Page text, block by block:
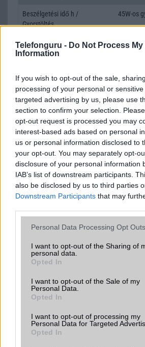
Telefonguru - Do Not Process My
Information
If you wish to opt-out of the sale,
processing of your personal or
targeted advertising by us, please use
section to confirm your selection.
opt-out request is processed you may
interest-based ads based on personal
us or personal information disclosed to
your opt-out. You may separately opt-
disclosure of your personal information
IAB’s list of downstream participants.
also be disclosed by us to third parties
Downstream Participants that may
Please note that this website/app uses
not limited to your visit or usage
grant or deny consent to Google and its
use your data for below specified
consent section.
Personal Data Processing Opt Outs
I want to opt-out of the Sharing of
personal data.
Opted In
I want to opt-out of the Sale of my
Personal Data.
Opted In
I want to opt-out of processing my
Personal Data for Targeted
Opted In
Beszélgetési idő h /
Gyorstöltés
45W-os
ALKALMAZÁSOK ÉS ÉRZÉKELŐK
Flash/Ujjlenyomat olvasó Nincs
SNS integráció alap
Organizer alap
Office alkalmazások alap
Iránytũ Nincs
Extrák Nincs
EGYÉB
alap
SIM típus nanoSIM
Flight mode
Funkciók
Ceruza